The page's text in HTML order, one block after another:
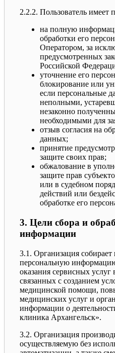
2.2.2. Пользователь имеет
на полную
обработки его
Оператором, за
предусмотренных
Российской
уточнение его
блокирование или
если персональные
неполными,
незаконно
необходимыми для
отзыв согласия на
данных;
принятие
защите своих прав;
обжалование в
защите прав
или в судебном
действий или
обработке его
3. Цели сбора и
информации
3.1. Организация собирает
персональную
оказания сервисных услуг
связанных с созданием
медицинской помощи,
медицинских услуг и
информации о
клиника Архангельск».
3.2. Организация
осуществляемую без